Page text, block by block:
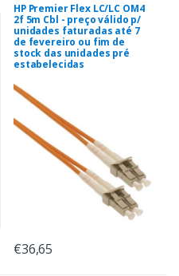
HP Premier Flex LC/LC OM4
2f 5m Cbl - preço válido p/
unidades faturadas até 7
de fevereiro ou fim de
stock das unidades pré
estabelecidas
€36,65